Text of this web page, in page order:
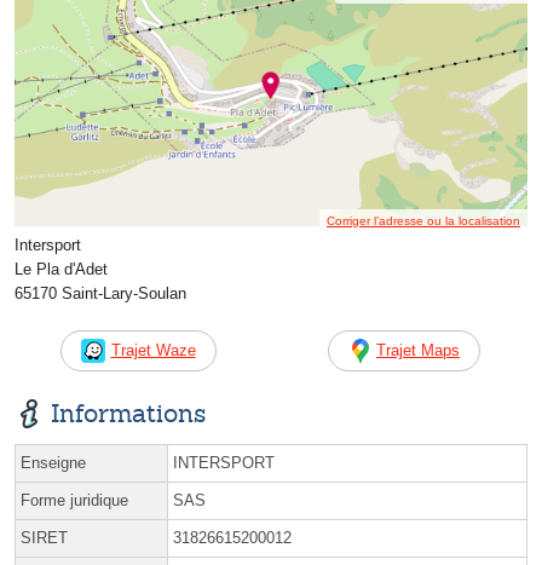
Corriger l’adresse ou la localisation
Intersport
Le Pla d'Adet
65170 Saint-Lary-Soulan
Trajet Waze Trajet Maps
Informations
Enseigne INTERSPORT
Forme juridique SAS
SIRET 31826615200012